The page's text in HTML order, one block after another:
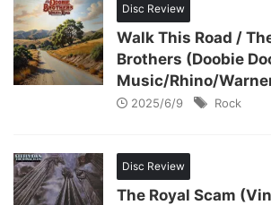
Disc Review
Walk This Road /
Brothers (Doobie
Music/Rhino/
2025/6/9 Rock
Disc Review
The Royal Scam